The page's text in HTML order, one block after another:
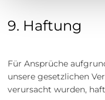
9. Haftung​​​​​​​
Für Ansprüche
unsere gesetzlichen
verursacht wurden,